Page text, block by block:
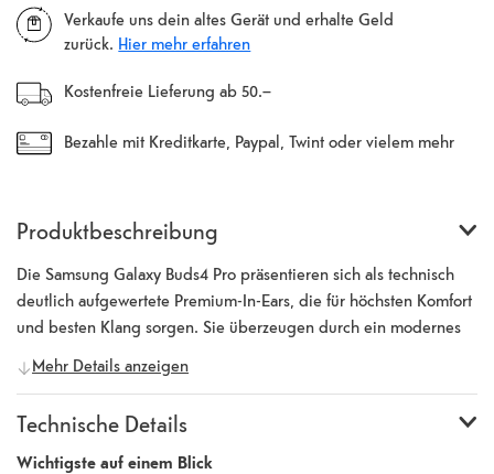
Verkaufe uns dein altes Gerät und erhalte Geld
zurück. Hier mehr erfahren
Kostenfreie Lieferung ab 50.–
Bezahle mit Kreditkarte, Paypal, Twint oder vielem mehr
Produktbeschreibung
Die Samsung Galaxy Buds4 Pro präsentieren sich als technisch
deutlich aufgewertete Premium-In-Ears, die für höchsten Komfort
und besten Klang sorgen. Sie überzeugen durch ein modernes
Design mit flacheren Stielen und Silikon-Ohrstöpseln, die eine
bessere passive Geräuschisolierung ermöglichen. Im Inneren
Treibern zum Einsatz. Ein separater Woofer und Tweeter sorgen
für ein besonders immersives und ausgewogenes Klangbild. Für
Mehr Details anzeigen
Technische Details
Wichtigste auf einem Blick